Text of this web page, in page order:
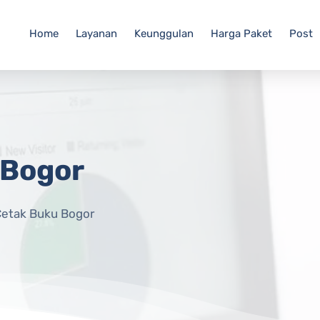
Home Layanan Keunggulan Harga Paket Post
Buku Bogor